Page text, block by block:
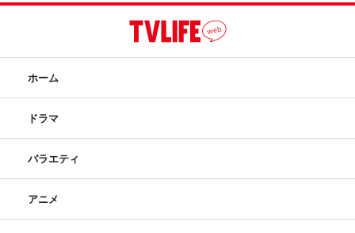
ホーム
ドラマ
バラエティ
アニメ